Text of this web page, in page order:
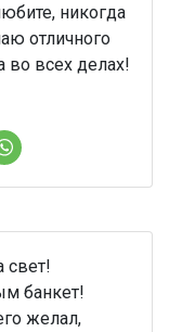
никогда
отличного
во всех делах!
свет!
банкет!
желал,